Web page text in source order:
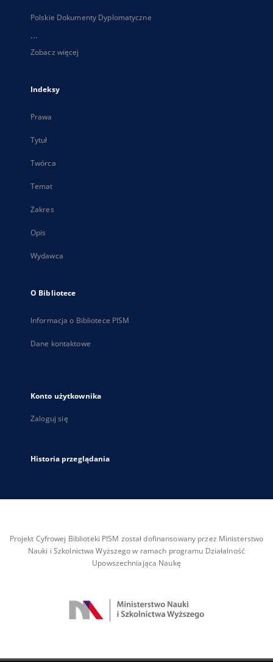
Polskie Dokumenty Dyplomatyczne
...
Zobacz więcej
Indeksy
Prawa
Tytuł
Twórca
Temat
Zakres
Opis
Wydawca
O Bibliotece
Informacja o Bibliotece PISM
Dane kontaktowe
Konto użytkownika
Zaloguj się
Historia przeglądania
Projekt Cyfrowej Biblioteki PISM został dofinansowany przez Ministerstwo
Nauki i Szkolnictwa Wyższego w ramach programu Działalność
Upowszechniająca Naukę